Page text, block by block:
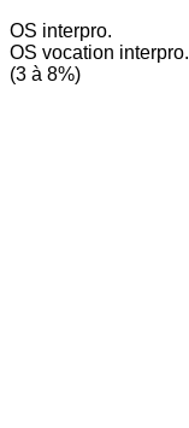
OS interpro.
OS vocation interpro.
(3 à 8%)